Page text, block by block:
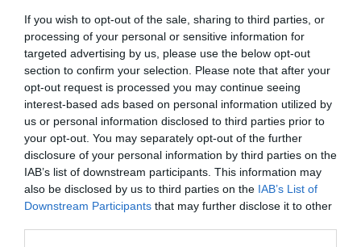
If you wish to opt-out of the sale, sharing to third parties, or
processing of your personal or sensitive information for
targeted advertising by us, please use the below opt-out
section to confirm your selection. Please note that after your
opt-out request is processed you may continue seeing
interest-based ads based on personal information utilized by
us or personal information disclosed to third parties prior to
your opt-out. You may separately opt-out of the further
disclosure of your personal information by third parties on the
IAB’s list of downstream participants. This information may
also be disclosed by us to third parties on the IAB’s List of
Downstream Participants that may further disclose it to other
σχολείου Βολής. Κατά πληροφορίας μας εκ
Λιγουδίστης θα μεταβούν εις το Μανιάκι πλείστον
μετά του αντιπροσώπου του παμμεσσηνιακού
συνδέσμου Κοκκέβη, μέγας δε αριθμός μαθητών
Δημοτικών Σχολείων θέλει συρρεύσει εκ Λιγουδίστης,
των χωρίων της Βουφράδος κ.λπ. Μετά την τελετήν
και τον πανηγυρικόν του Πολίτου, οι περισσότεροι
προσκυνηταί θα αποχωρήσουν παραμενόντων των
σκοπευτών, του Στρατού και των Λιγουδιστιανών,